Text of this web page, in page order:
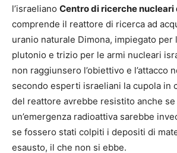
l’israeliano Centro di ricerche nucleari
comprende il reattore di ricerca ad
uranio naturale Dimona, impiegato per
plutonio e trizio per le armi nucleari
non raggiunsero l’obiettivo e l’attacco
secondo esperti israeliani la cupola in
del reattore avrebbe resistito anche
un’emergenza radioattiva sarebbe
se fossero stati colpiti i depositi di
esausto, il che non si ebbe.